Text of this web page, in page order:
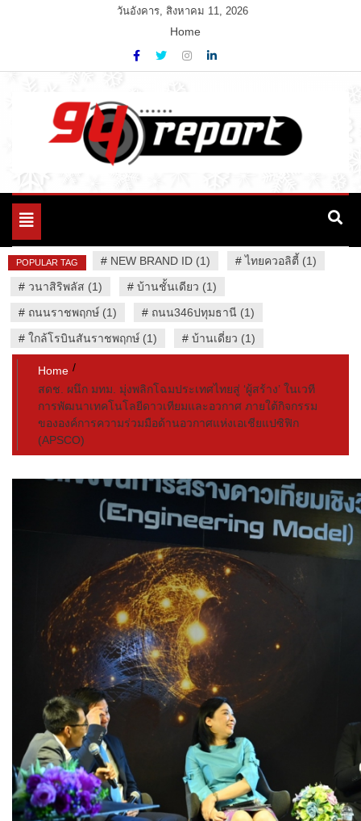
วันอังคาร, สิงหาคม 11, 2026
Home
94 Report.com
Variety News
Toggle
POPULAR TAG # NEW BRAND ID (1) #ไทยควอลิตี้ (1)
# วนาสิริพลัส (1) # บ้านชั้นเดียว (1)
# ถนนราชพฤกษ์ (1) # ถนน346ปทุมธานี (1)
# ใกล้โรบินสันราชพฤกษ์ (1) # บ้านเดี่ยว (1)
Home
สดช. ผนึก มทม.​ มุ่งพลิกโฉมประเทศไทยสู่ ‘ผู้สร้าง’ ในเวที
การพัฒนาเทคโนโลยีดาวเทียมและอวกาศ ภายใต้กิจกรรม
ขององค์การความร่วมมือด้านอวกาศแห่งเอเชียแปซิฟิก
(APSCO)